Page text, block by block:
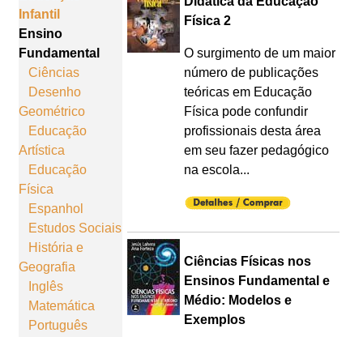
Infantil
Ensino
Fundamental
Ciências
Desenho
Geométrico
Educação
Artística
Educação
Física
Espanhol
Estudos Sociais
História e
Geografia
Inglês
Matemática
Português
Física 2
O surgimento de um maior
número de publicações
teóricas em Educação
Física pode confundir
profissionais desta área
em seu fazer pedagógico
na escola...
Ciências Físicas nos
Ensinos Fundamental e
Médio: Modelos e
Exemplos